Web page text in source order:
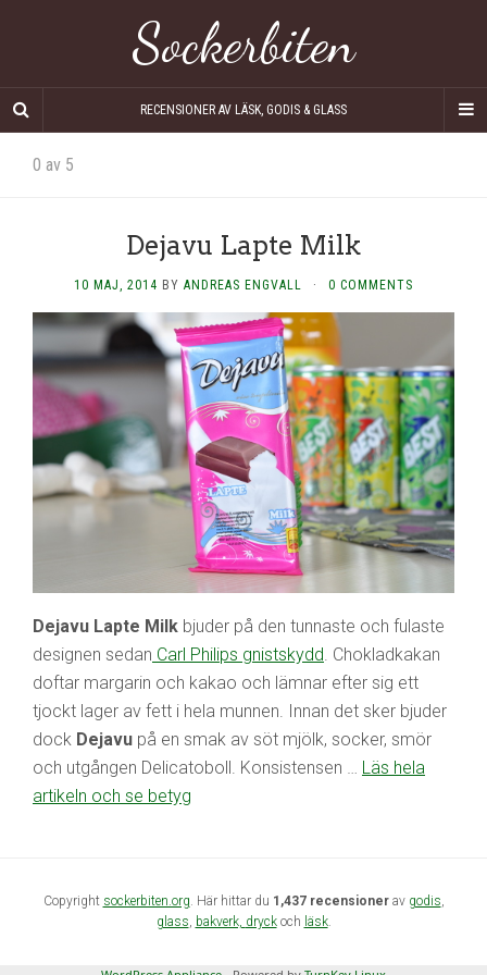
Sockerbiten
RECENSIONER AV LÄSK, GODIS & GLASS
0 av 5
Dejavu Lapte Milk
10 MAJ, 2014 BY ANDREAS ENGVALL · 0 COMMENTS
Dejavu Lapte Milk bjuder på den tunnaste och fulaste
designen sedan Carl Philips gnistskydd . Chokladkakan
doftar margarin och kakao och lämnar efter sig ett
tjockt lager av fett i hela munnen. Innan det sker bjuder
dock Dejavu på en smak av söt mjölk, socker, smör
och utgången Delicatoboll. Konsistensen … Läs hela
artikeln och se betyg
Copyright sockerbiten.org . Här hittar du 1,437 recensionerav godis
glass bakverk, dryckoch läsk.